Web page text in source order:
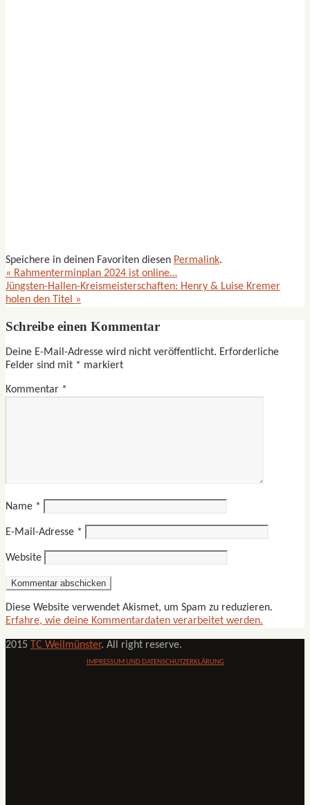
Speichere in deinen Favoriten diesen Permalink.
« Rahmenterminplan 2024 ist online…
Jüngsten-Hallen-Kreismeisterschaften: Henry & Luise Kremer
holen den Titel
»
Schreibe einen Kommentar
Deine E-Mail-Adresse wird nicht veröffentlicht. Erforderliche
Felder sind mit * markiert
Kommentar *
Name *
E-Mail-Adresse *
Website
Diese Website verwendet Akismet, um Spam zu reduzieren.
Erfahre, wie deine Kommentardaten verarbeitet werden.
2015 TC Weilmünster. All right reserve.
IMPRESSUM UND DATENSCHUTZERKLÄRUNG